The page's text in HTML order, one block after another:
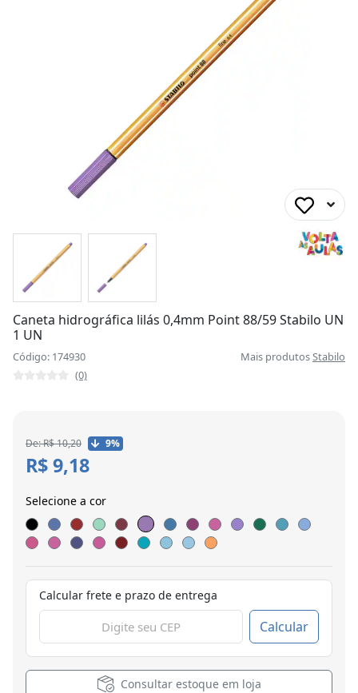
Caneta hidrográfica lilás 0,4mm Point 88/59 Stabilo UN
1 UN
Código: 174930 Mais produtosStabilo
(0)
De: R$ 10,20 9%
R$ 9,18
Selecione a cor
Calcular frete e prazo de entrega
Calcular
Consultar estoque em loja